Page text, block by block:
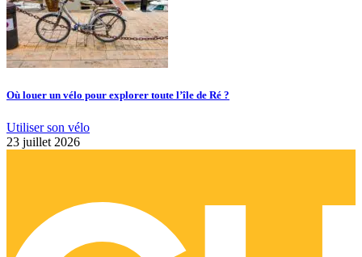
Où louer un vélo pour explorer toute l’île de Ré ?
Utiliser son vélo
23 juillet 2026